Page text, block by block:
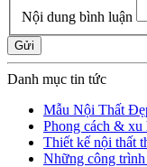
Nội dung bình luận
Gửi
Danh mục tin tức
Mẫu Nội Thất
Phong cách & xu
Thiết kế nội thất
Những công